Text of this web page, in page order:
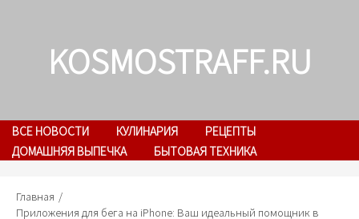
KOSMOSTRAFF.RU
ВСЕ НОВОСТИ КУЛИНАРИЯ
РЕЦЕПТЫ
ДОМАШНЯЯ ВЫПЕЧКА
БЫТОВАЯ ТЕХНИКА
Главная
Приложения для бега на iPhone: Ваш идеальный помощник в